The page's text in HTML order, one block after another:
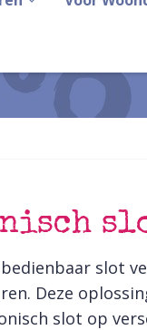
slot
Deze
slot op